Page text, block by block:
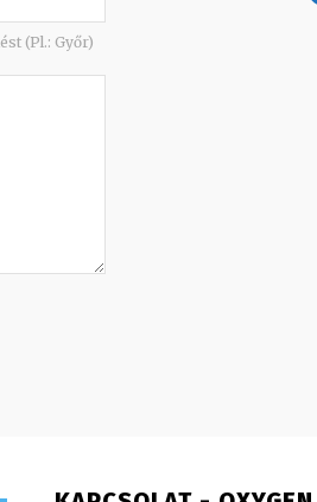
(Pl.: Győr)